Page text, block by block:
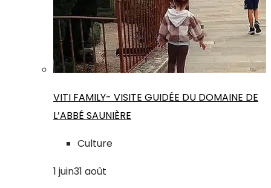
VITI FAMILY- VISITE GUIDÉE DU DOMAINE DE
L’ABBÉ SAUNIÈRE
Culture
1 juin31 août